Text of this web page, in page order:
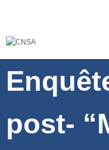
post-